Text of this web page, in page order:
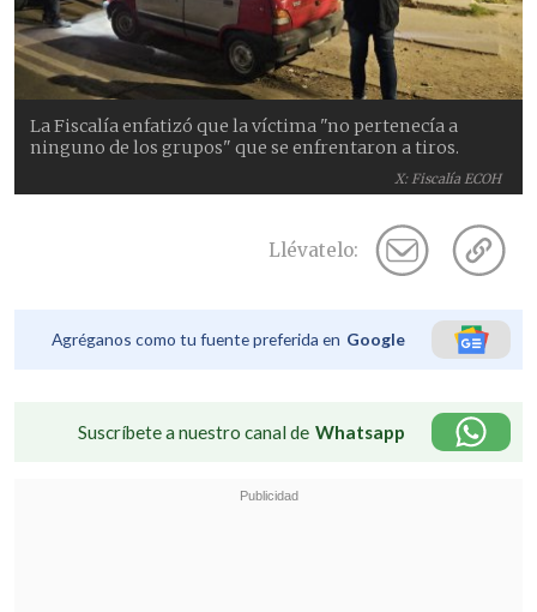
X: Fiscalía ECOH
La Fiscalía enfatizó que la víctima "no pertenecía a
ninguno de los grupos" que se enfrentaron a tiros.
Llévatelo:
Agréganos como tu fuente preferida en Google
Suscríbete a nuestro canal de Whatsapp